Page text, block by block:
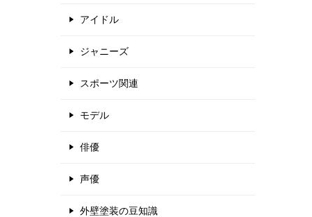
アイドル
ジャニーズ
スポーツ関連
モデル
俳優
声優
外壁塗装の豆知識